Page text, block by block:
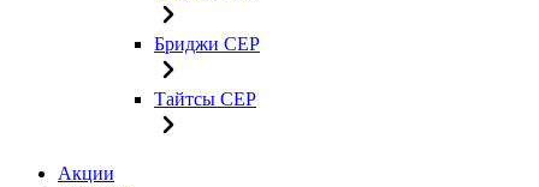
Бриджи CEP
Тайтсы CEP
Акции